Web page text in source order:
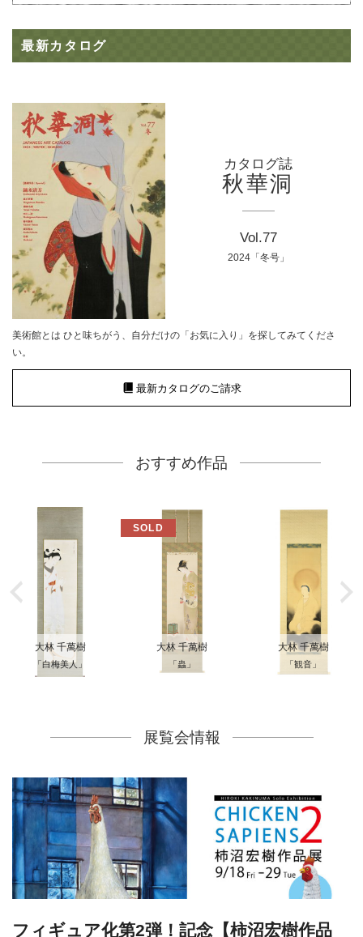
最新カタログ
カタログ誌
秋華洞
Vol.77
2024「冬号」
美術館とは ひと味ちがう、自分だけの「お気に入り」を探してみてくださ
い。
最新カタログのご請求
おすすめ作品
大林 千萬樹
「白梅美人」
大林 千萬樹
「蟲」
大林 千萬樹
「観音」
展覧会情報
フィギュア化第2弾！記念【柿沼宏樹作品